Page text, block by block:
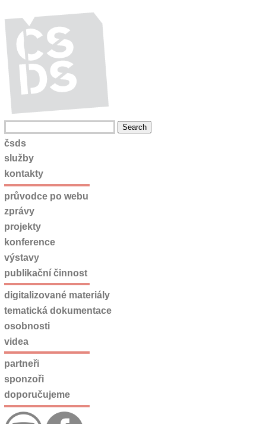
čsds
služby
kontakty
průvodce po webu
zprávy
projekty
konference
výstavy
publikační činnost
digitalizované materiály
tematická dokumentace
osobnosti
videa
partneři
sponzoři
doporučujeme